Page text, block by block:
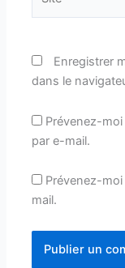
Enregistrer
dans le
Prévenez-
par e-mail.
Prévenez-
mail.